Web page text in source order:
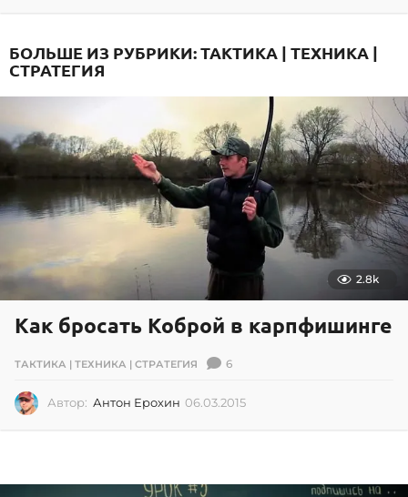
4
6
БОЛЬШЕ ИЗ РУБРИКИ:ТАКТИКА | ТЕХНИКА |
СТРАТЕГИЯ
2.8k
Как бросать Коброй в карпфишинге
ТАКТИКА | ТЕХНИКА | СТРАТЕГИЯ 6
Автор: Антон Ерохин 06.03.2015
.